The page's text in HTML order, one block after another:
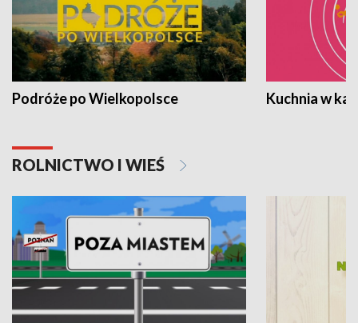
Podróże po Wielkopolsce Kuchnia w
ROLNICTWO I WIEŚ